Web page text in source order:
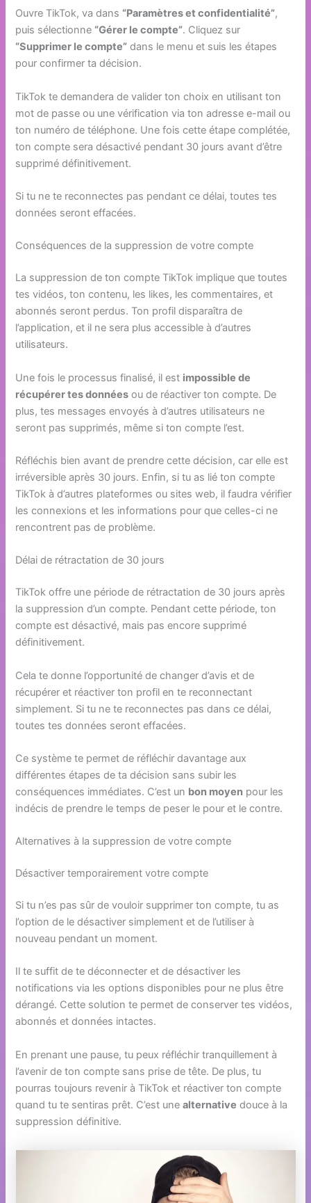
Ouvre TikTok, va dans “Paramètres et confidentialité”,
puis sélectionne “Gérer le compte”. Cliquez sur
“Supprimer le compte” dans le menu et suis les étapes
pour confirmer ta décision.
TikTok te demandera de valider ton choix en utilisant ton
mot de passe ou une vérification via ton adresse e-mail ou
ton numéro de téléphone. Une fois cette étape complétée,
ton compte sera désactivé pendant 30 jours avant d’être
supprimé définitivement.
Si tu ne te reconnectes pas pendant ce délai, toutes tes
données seront effacées.
Conséquences de la suppression de votre compte
La suppression de ton compte TikTok implique que toutes
tes vidéos, ton contenu, les likes, les commentaires, et
abonnés seront perdus. Ton profil disparaîtra de
l’application, et il ne sera plus accessible à d’autres
utilisateurs.
Une fois le processus finalisé, il est impossible de
récupérer tes données ou de réactiver ton compte. De
plus, tes messages envoyés à d’autres utilisateurs ne
seront pas supprimés, même si ton compte l’est.
Réfléchis bien avant de prendre cette décision, car elle est
irréversible après 30 jours. Enfin, si tu as lié ton compte
TikTok à d’autres plateformes ou sites web, il faudra vérifier
les connexions et les informations pour que celles-ci ne
rencontrent pas de problème.
Délai de rétractation de 30 jours
TikTok offre une période de rétractation de 30 jours après
la suppression d’un compte. Pendant cette période, ton
compte est désactivé, mais pas encore supprimé
définitivement.
Cela te donne l’opportunité de changer d’avis et de
récupérer et réactiver ton profil en te reconnectant
simplement. Si tu ne te reconnectes pas dans ce délai,
toutes tes données seront effacées.
Ce système te permet de réfléchir davantage aux
différentes étapes de ta décision sans subir les
conséquences immédiates. C’est un bon moyen pour les
indécis de prendre le temps de peser le pour et le contre.
Alternatives à la suppression de votre compte
Désactiver temporairement votre compte
Si tu n’es pas sûr de vouloir supprimer ton compte, tu as
l’option de le désactiver simplement et de l’utiliser à
nouveau pendant un moment.
Il te suffit de te déconnecter et de désactiver les
notifications via les options disponibles pour ne plus être
dérangé. Cette solution te permet de conserver tes vidéos,
abonnés et données intactes.
En prenant une pause, tu peux réfléchir tranquillement à
l’avenir de ton compte sans prise de tête. De plus, tu
pourras toujours revenir à TikTok et réactiver ton compte
quand tu te sentiras prêt. C’est unealternative douce à la
suppression définitive.